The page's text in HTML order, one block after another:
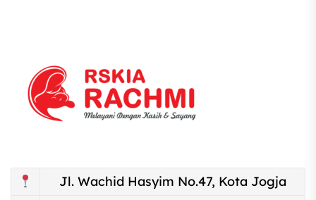
Jl. Wachid Hasyim No.47, Kota Jogja